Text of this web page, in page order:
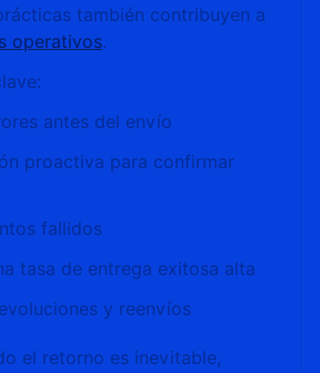
también contribuyen a
operativos.
antes del envío
proactiva para confirmar
fallidos
tasa de entrega exitosa alta
y reenvíos
el retorno es inevitable,